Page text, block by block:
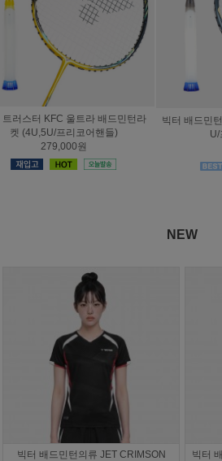
빅터 배드민턴 라켓 제트스피드 T1 K (4
U/프리코어핸들)
158,000원
빅터
NEW
빅터 배드민턴의류 JET CRIMSON
빅터